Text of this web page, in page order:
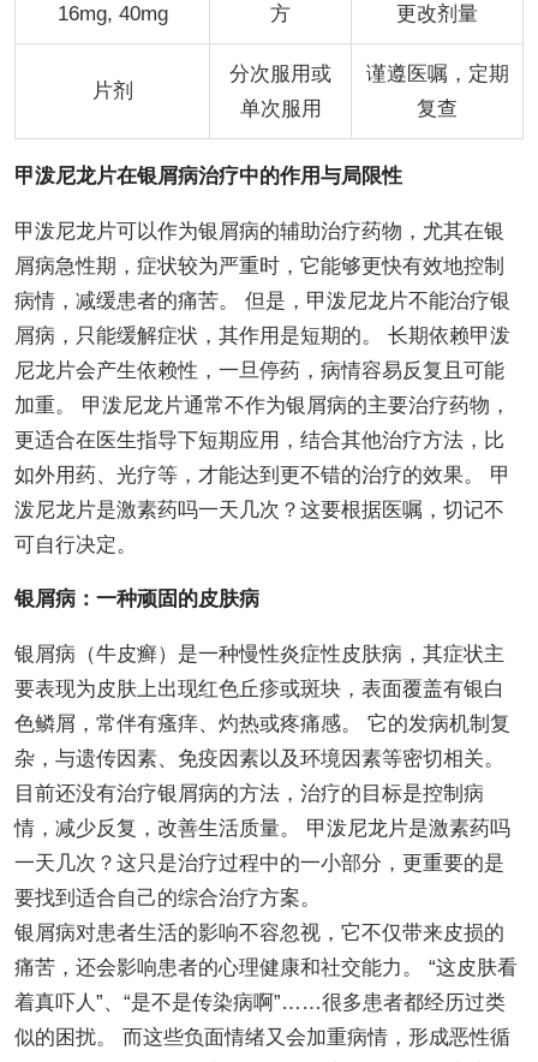
16mg, 40mg
方
更改剂量
片剂
分次服用或
单次服用
谨遵医嘱，定期
复查
甲泼尼龙片在银屑病治疗中的作用与局限性
甲泼尼龙片可以作为银屑病的辅助治疗药物，尤其在银
屑病急性期，症状较为严重时，它能够更快有效地控制
病情，减缓患者的痛苦。 但是，甲泼尼龙片不能治疗银
屑病，只能缓解症状，其作用是短期的。 长期依赖甲泼
尼龙片会产生依赖性，一旦停药，病情容易反复且可能
加重。 甲泼尼龙片通常不作为银屑病的主要治疗药物，
更适合在医生指导下短期应用，结合其他治疗方法，比
如外用药、光疗等，才能达到更不错的治疗的效果。 甲
泼尼龙片是激素药吗一天几次？这要根据医嘱，切记不
可自行决定。
银屑病：一种顽固的皮肤病
银屑病（牛皮癣）是一种慢性炎症性皮肤病，其症状主
要表现为皮肤上出现红色丘疹或斑块，表面覆盖有银白
色鳞屑，常伴有瘙痒、灼热或疼痛感。 它的发病机制复
杂，与遗传因素、免疫因素以及环境因素等密切相关。
目前还没有治疗银屑病的方法，治疗的目标是控制病
情，减少反复，改善生活质量。 甲泼尼龙片是激素药吗
一天几次？这只是治疗过程中的一小部分，更重要的是
要找到适合自己的综合治疗方案。
银屑病对患者生活的影响不容忽视，它不仅带来皮损的
痛苦，还会影响患者的心理健康和社交能力。 “这皮肤看
着真吓人”、“是不是传染病啊”……很多患者都经历过类
似的困扰。 而这些负面情绪又会加重病情，形成恶性循